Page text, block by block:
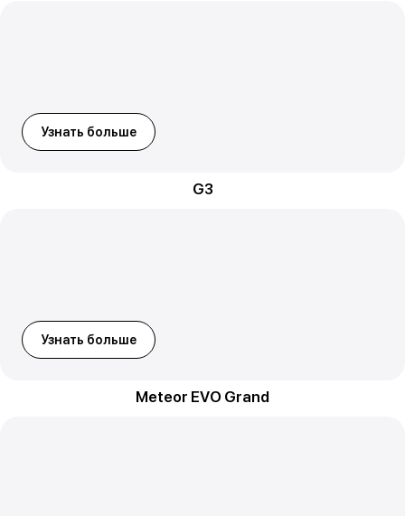
Узнать больше
G3
Узнать больше
Meteor EVO Grand